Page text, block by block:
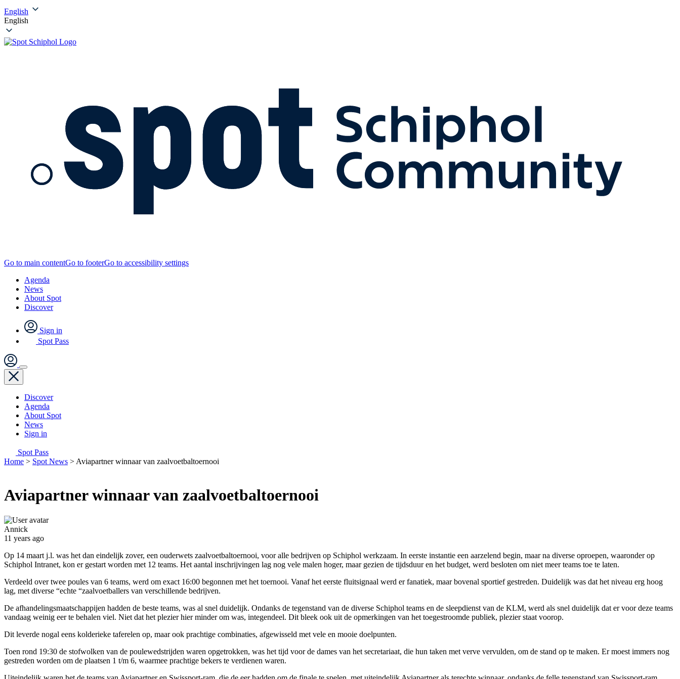
English
English
Go to main contentGo to footerGo to accessibility settings
Agenda
News
About Spot
Discover
Sign in
Spot Pass
Discover
Agenda
About Spot
News
Sign in
Spot Pass
Home > Spot News > Aviapartner winnaar van zaalvoetbaltoernooi
Aviapartner winnaar van zaalvoetbaltoernooi
Annick
11 years ago
Op 14 maart j.l. was het dan eindelijk zover, een ouderwets zaalvoetbaltoernooi, voor alle bedrijven op Schiphol werkzaam. In eerste instantie een aarzelend begin, maar na diverse oproepen, waaronder op
Schiphol Intranet, kon er gestart worden met 12 teams. Het aantal inschrijvingen lag nog vele malen hoger, maar gezien de tijdsduur en het budget, werd besloten om niet meer teams toe te laten.
Verdeeld over twee poules van 6 teams, werd om exact 16:00 begonnen met het toernooi. Vanaf het eerste fluitsignaal werd er fanatiek, maar bovenal sportief gestreden. Duidelijk was dat het niveau erg hoog
lag, met diverse “echte “zaalvoetballers van verschillende bedrijven.
De afhandelingsmaatschappijen hadden de beste teams, was al snel duidelijk. Ondanks de tegenstand van de diverse Schiphol teams en de sleepdienst van de KLM, werd als snel duidelijk dat er voor deze teams
vandaag weinig eer te behalen viel. Niet dat het plezier hier minder om was, integendeel. Dit bleek ook uit de opmerkingen van het toegestroomde publiek, plezier staat voorop.
Dit leverde nogal eens kolderieke taferelen op, maar ook prachtige combinaties, afgewisseld met vele en mooie doelpunten.
Toen rond 19:30 de stofwolken van de poulewedstrijden waren opgetrokken, was het tijd voor de dames van het secretariaat, die hun taken met verve vervulden, om de stand op te maken. Er moest immers nog
gestreden worden om de plaatsen 1 t/m 6, waarmee prachtige bekers te verdienen waren.